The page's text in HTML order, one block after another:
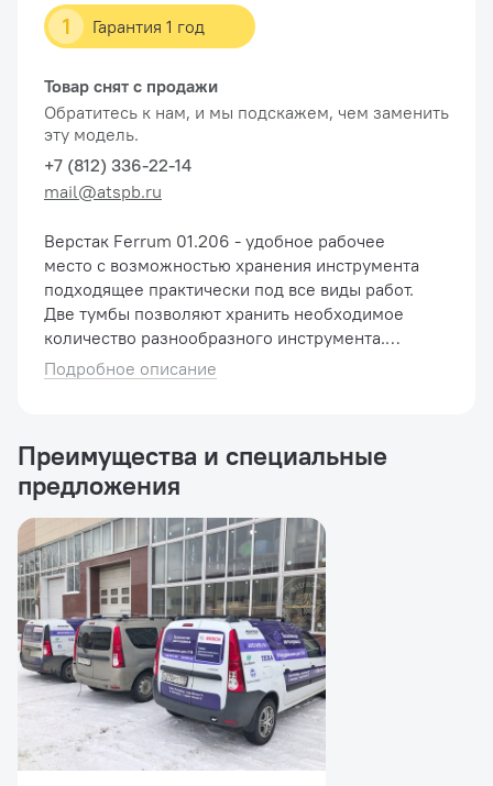
1 Гарантия 1 год
Верстак Ferrum 01.206 - удобное рабочее
место с возможностью хранения инструмента
подходящее практически под все виды работ.
Две тумбы позволяют хранить необходимое
количество разнообразного инструмента.
Дверца тумбы запираются на ключ и может
переставляться как под правую ...
Подробное описание
Товар снят с продажи
Обратитесь к нам, и мы подскажем, чем заменить
эту модель.
+7 (812) 336-22-14
mail@atspb.ru
Преимущества и специальные
предложения